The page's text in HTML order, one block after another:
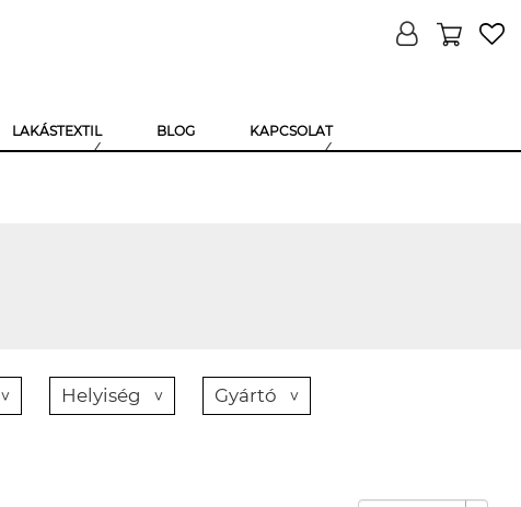
LAKÁSTEXTIL BLOG KAPCSOLAT
Helyiség Gyártó